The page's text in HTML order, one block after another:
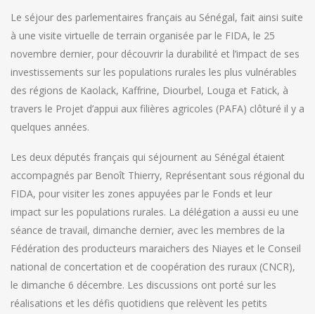
Le séjour des parlementaires français au Sénégal, fait ainsi suite
à une visite virtuelle de terrain organisée par le FIDA, le 25
novembre dernier, pour découvrir la durabilité et l’impact de ses
investissements sur les populations rurales les plus vulnérables
des régions de Kaolack, Kaffrine, Diourbel, Louga et Fatick, à
travers le Projet d’appui aux filières agricoles (PAFA) clôturé il y a
quelques années.
Les deux députés français qui séjournent au Sénégal étaient
accompagnés par Benoît Thierry, Représentant sous régional du
FIDA, pour visiter les zones appuyées par le Fonds et leur
impact sur les populations rurales. La délégation a aussi eu une
séance de travail, dimanche dernier, avec les membres de la
Fédération des producteurs maraichers des Niayes et le Conseil
national de concertation et de coopération des ruraux (CNCR),
le dimanche 6 décembre. Les discussions ont porté sur les
réalisations et les défis quotidiens que relèvent les petits